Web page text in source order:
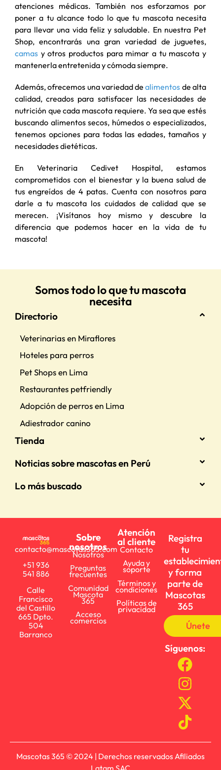
atenciones médicas. También nos esforzamos por
poner a tu alcance todo lo que tu mascota necesita
para llevar una vida feliz y saludable. En nuestra Pet
Shop, encontrarás una gran variedad de juguetes,
camas y otros productos para mimar a tu mascota y
mantenerla entretenida y cómoda siempre.
Además, ofrecemos una variedad dealimentos de alta
calidad, creados para satisfacer las necesidades de
nutrición que cada mascota requiere. Ya sea que estés
buscando alimentos secos, húmedos o especializados,
tenemos opciones para todas las edades, tamaños y
necesidades dietéticas.
En Veterinaria Cedivet Hospital, estamos
comprometidos con el bienestar y la buena salud de
tus engreídos de 4 patas. Cuenta con nosotros para
darle a tu mascota los cuidados de calidad que se
merecen. ¡Visítanos hoy mismo y descubre la
diferencia que podemos hacer en la vida de tu
mascota!
Somos todo lo que tu mascota
necesita
Directorio
Veterinarias en Miraflores
Hoteles para perros
Pet Shops en Lima
Restaurantes petfriendly
Adopción de perros en Lima
Adiestrador canino
Tienda
Noticias sobre mascotas en Perú
Lo más buscado
contacto@mascotas365.com
+51 936
541 886
Calle
Francisco
del Castillo
665 Dpto.
504
Barranco
Sobre
nosotros
Nosotros
Preguntas
frecuentes
Comunidad
Mascota
365
Acceso
comercios
Atención
al cliente
Contacto
Ayuda y
soporte
Términos y
condiciones
Políticas de
privacidad
Registra
tu
y forma
parte de
Mascotas
365
Únete
Síguenos:
Mascotas 365 © 2024 | Derechos reservados Afiliados